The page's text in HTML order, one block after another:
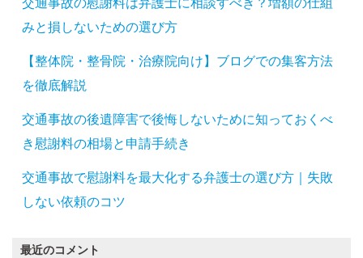
みと損しないための選び方
【整体院・整骨院・治療院向け】ブログでの集客方法
を徹底解説
交通事故の後遺障害で後悔しないために知っておくべ
き慰謝料の相場と申請手続き
交通事故で慰謝料を最大化する弁護士の選び方｜失敗
しない依頼のコツ
最近のコメント